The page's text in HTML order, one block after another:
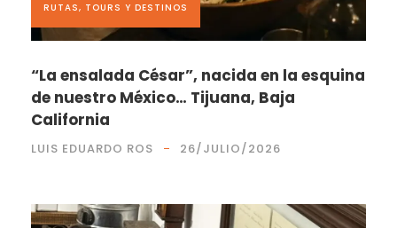
RUTAS, TOURS Y DESTINOS
“La ensalada César”, nacida en la esquina
de nuestro México… Tijuana, Baja
California
LUIS EDUARDO ROS 26/JULIO/2026